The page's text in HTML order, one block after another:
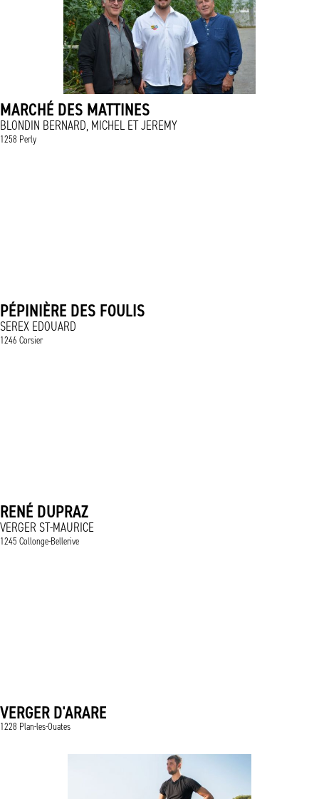
MARCHÉ DES MATTINES
BLONDIN BERNARD, MICHEL ET JEREMY
1258 Perly
PÉPINIÈRE DES FOULIS
SEREX EDOUARD
1246 Corsier
RENÉ DUPRAZ
VERGER ST-MAURICE
1245 Collonge-Bellerive
VERGER D'ARARE
1228 Plan-les-Ouates